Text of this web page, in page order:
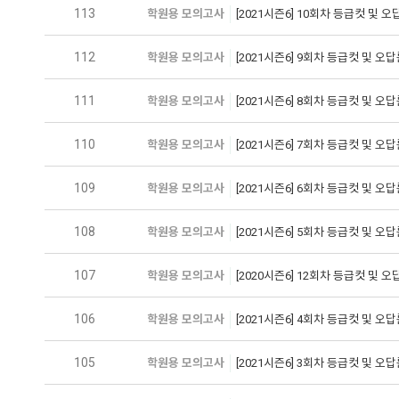
113 학원용 모의고사 [2021시즌6] 10회차 등급컷 및 오
112 학원용 모의고사 [2021시즌6] 9회차 등급컷 및 오답
111 학원용 모의고사 [2021시즌6] 8회차 등급컷 및 오답
110 학원용 모의고사 [2021시즌6] 7회차 등급컷 및 오답
109 학원용 모의고사 [2021시즌6] 6회차 등급컷 및 오답
108 학원용 모의고사 [2021시즌6] 5회차 등급컷 및 오답
107 학원용 모의고사 [2020시즌6] 12회차 등급컷 및 오
106 학원용 모의고사 [2021시즌6] 4회차 등급컷 및 오답
105 학원용 모의고사 [2021시즌6] 3회차 등급컷 및 오답